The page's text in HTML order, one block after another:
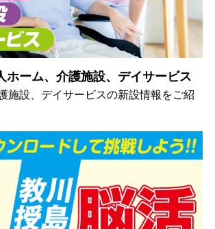
ホーム、介護施設、デイサービス
施設、デイサービスの新設情報をご紹